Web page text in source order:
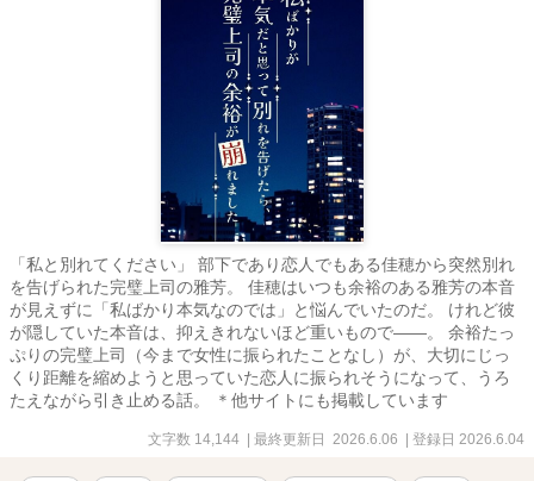
「私と別れてください」 部下であり恋人でもある佳穂から突然別れ
を告げられた完璧上司の雅芳。 佳穂はいつも余裕のある雅芳の本音
が見えずに「私ばかり本気なのでは」と悩んでいたのだ。 けれど彼
が隠していた本音は、抑えきれないほど重いもので――。 余裕たっ
ぷりの完璧上司（今まで女性に振られたことなし）が、大切にじっ
くり距離を縮めようと思っていた恋人に振られそうになって、うろ
たえながら引き止める話。 ＊他サイトにも掲載しています
文字数 14,144 | 最終更新日 2026.6.06 | 登録日 2026.6.04